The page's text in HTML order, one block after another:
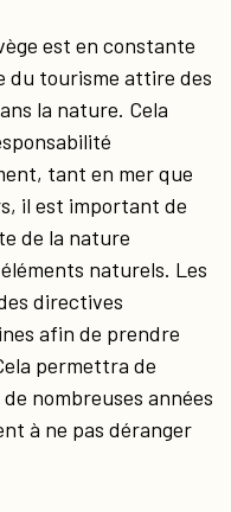
est en constante
du tourisme attire des
la nature. Cela
tant en mer que
il est important de
de la nature
naturels. Les
directives
afin de prendre
permettra de
nombreuses années
à ne pas déranger